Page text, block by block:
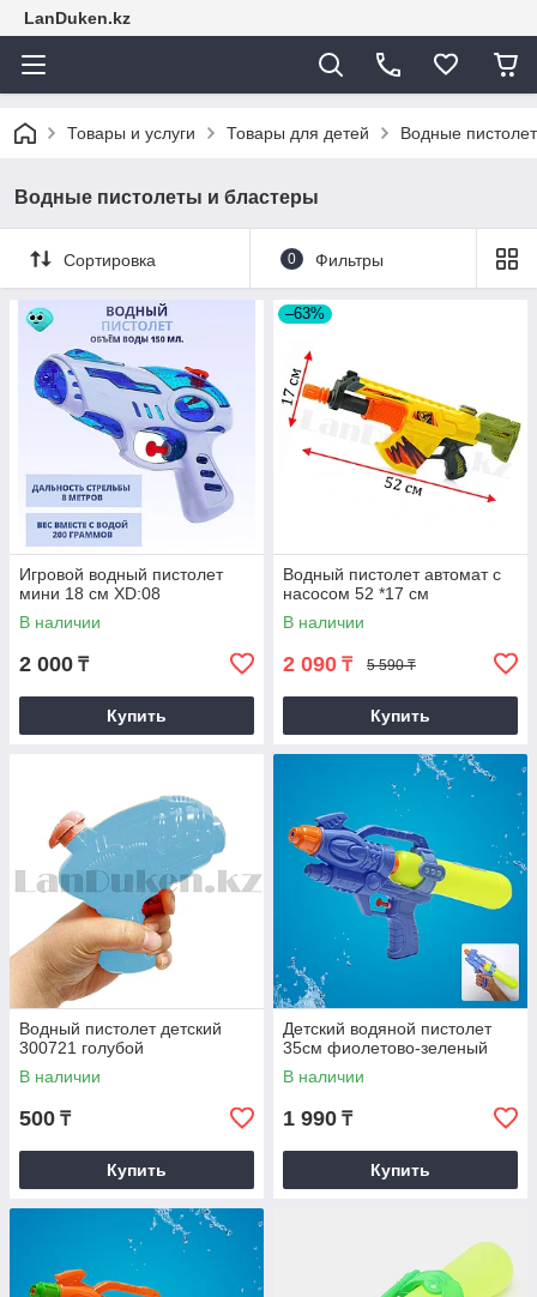
LanDuken.kz
Товары и услуги Товары для детей Водные
Водные пистолеты и бластеры
Сортировка 0 Фильтры
Игровой водный пистолет
мини 18 см XD:08
В наличии
2 000 ₸
Купить
–63%
Водный пистолет автомат с
насосом 52 *17 см
В наличии
2 090 ₸ 5 590 ₸
Купить
Водный пистолет детский
300721 голубой
В наличии
500 ₸
Купить
Детский водяной пистолет
35см фиолетово-зеленый
В наличии
1 990 ₸
Купить